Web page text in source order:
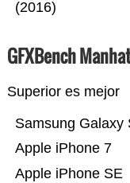
(2016)
GFXBench
Superior es mejor
Apple iPhone SE
Apple iPhone 7
Samsung Galaxy